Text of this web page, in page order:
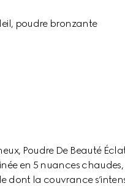
poudre bronzante
Poudre De Beauté
en 5 nuances
dont la couvrance